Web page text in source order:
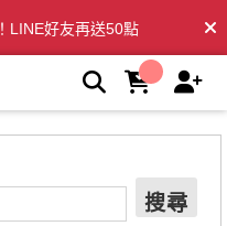
LINE好友再送50點
3~5日內出貨
搜尋